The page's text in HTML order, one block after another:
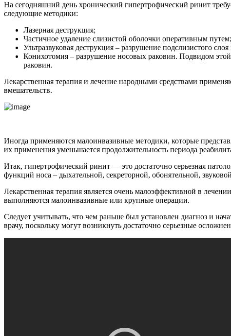
На сегодняшний день хронический гипертрофический ринит
следующие методики:
Лазерная деструкция;
Частичное удаление слизистой оболочки оперативным путем;
Ультразвуковая деструкция – разрушение подслизистого
Конихотомия – разрушение носовых раковин. Подвидом
раковин.
Лекарственная терапия и лечение народными средствами
вмешательств.
Иногда применяются малоинвазивные методики, которые
их применения уменьшается продолжительность периода
Итак, гипертрофический ринит — это достаточно серьезная
функций носа – дыхательной, секреторной, обонятельной,
Лекарственная терапия является очень малоэффективной в
выполняются малоинвазивные или крупные операции.
Следует учитывать, что чем раньше был установлен диагноз и
врачу, поскольку могут возникнуть достаточно серьезные